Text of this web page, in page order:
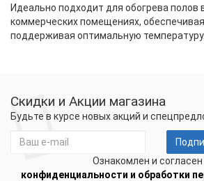
Идеально подходит для обогрева полов
коммерческих помещениях,
поддерживая оптимальную температуру.
Скидки и Акции магазина
Будьте в курсе новых акций и
Ознакомлен и
конфиденциальности и обработки